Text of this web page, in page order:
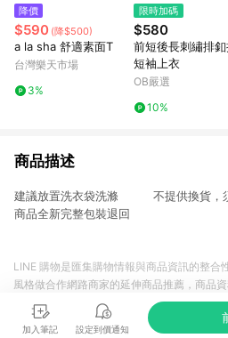
降價
$590 (降$500)
a la sha 舒適素面T
台灣樂天市場
3%
限時加碼
$580
前短後長刺繡排
短袖上衣
OB嚴選
10%
商品描述
建議放置洗衣袋洗滌 不提供換貨
商品全新完整包裝退回
加入筆記 設定到價通知
LINE 購物是匯集購物情報與商品資訊的整合
風格做合作網路商家的延伸商品推薦，商品
商品至各合作網路商家，確認現售價與購物
準。